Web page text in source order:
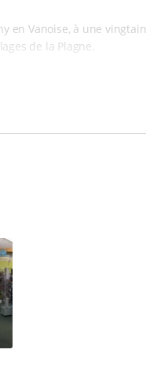
en Vanoise, à une
de la Plagne.
Edelweiss
de 17h30 ou le jour